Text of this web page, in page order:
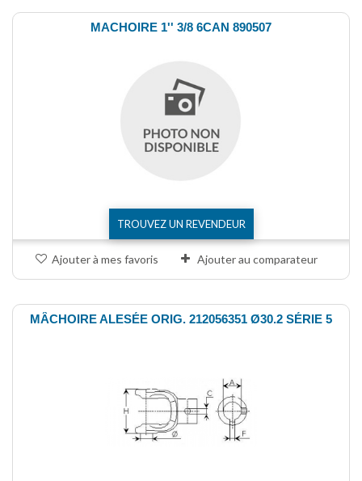
MACHOIRE 1'' 3/8 6CAN 890507
TROUVEZ UN REVENDEUR
Ajouter à mes favoris Ajouter au comparateur
MÂCHOIRE ALESÉE ORIG. 212056351 Ø30.2 SÉRIE 5